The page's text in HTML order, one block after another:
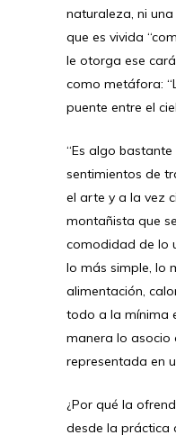
naturaleza, ni
que es vivida
le otorga ese
como metáfora:
puente entre el
“Es algo
sentimientos de
el arte y a la vez
montañista que
comodidad de lo
lo más simple, lo
alimentación,
todo a la mínima
manera lo asocio
representada en
¿Por qué la
desde la práctica